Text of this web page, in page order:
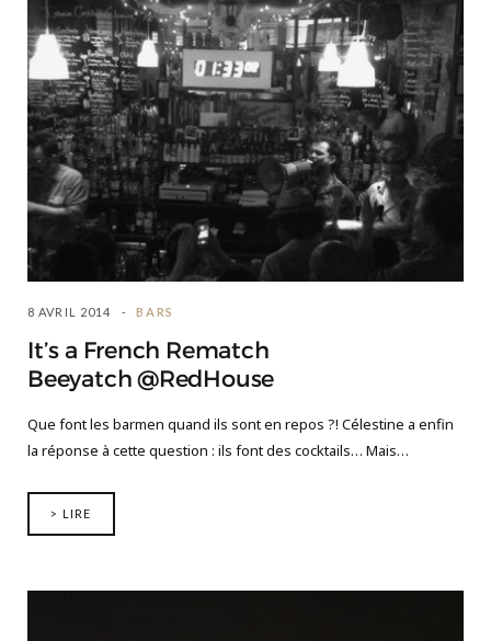
8 AVRIL 2014 BARS
It’s a French Rematch
Beeyatch @RedHouse
Que font les barmen quand ils sont en repos ?! Célestine a enfin
la réponse à cette question : ils font des cocktails… Mais…
> LIRE